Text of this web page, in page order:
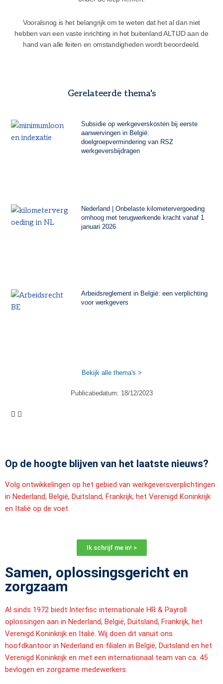
Vooralsnog is het belangrijk om te weten dat het al dan niet
hebben van een vaste inrichting in het buitenland ALTIJD aan de
hand van alle feiten en omstandigheden wordt beoordeeld.
Gerelateerde thema's
Subsidie op werkgeverskosten bij eerste
aanwervingen in België:
doelgroepvermindering van RSZ
werkgeversbijdragen
Nederland | Onbelaste kilometervergoeding
omhoog met terugwerkende kracht vanaf 1
januari 2026
Arbeidsreglement in België: een verplichting
voor werkgevers
Bekijk alle thema's >
Publicatiedatum: 18/12/2023
Op de hoogte blijven van het laatste nieuws?
Volg ontwikkelingen op het gebied van werkgeversverplichtingen
in Nederland, België, Duitsland, Frankrijk, het Verenigd Koninkrijk
en Italië op de voet.
Ik schrijf me in! >
Samen, oplossingsgericht en
zorgzaam
Al sinds 1972 biedt Interfisc internationale HR & Payroll
oplossingen aan in Nederland, België, Duitsland, Frankrijk, het
Verenigd Koninkrijk en Italië. Wij doen dit vanuit ons
hoofdkantoor in Nederland en filialen in België, Duitsland en het
Verenigd Koninkrijk en met een internationaal team van ca. 45
bevlogen en zorgzame medewerkers.